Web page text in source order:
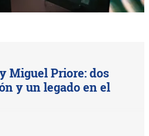
Miguel Priore: dos
y un legado en el